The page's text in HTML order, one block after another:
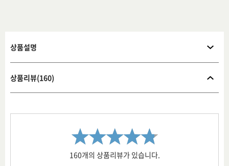
상품설명
상품리뷰(160)
160개의 상품리뷰가 있습니다.